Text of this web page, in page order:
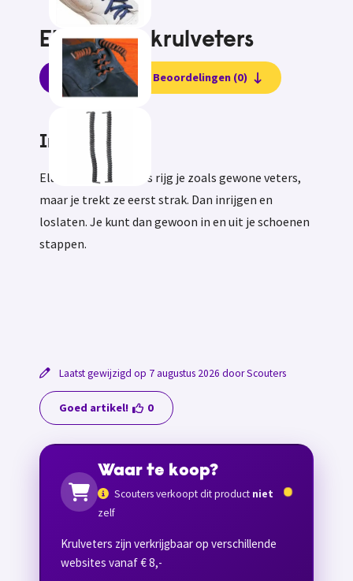
Elastische krulveters
Informatie Beoordelingen (0)
Informatie
Elastische krulveters rijg je zoals gewone veters,
maar je trekt ze eerst strak. Dan inrijgen en
loslaten. Je kunt dan gewoon in en uit je schoenen
stappen.
Laatst gewijzigd op 7 augustus 2026 door Scouters
Goed artikel! 0
Waar te koop?
Scouters verkoopt dit product niet
zelf
Krulveters zijn verkrijgbaar op verschillende
websites vanaf € 8,-